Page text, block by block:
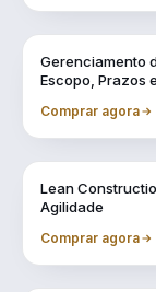
Gerenciamento
Escopo, Prazos
Comprar agora
Lean
Agilidade
Comprar agora